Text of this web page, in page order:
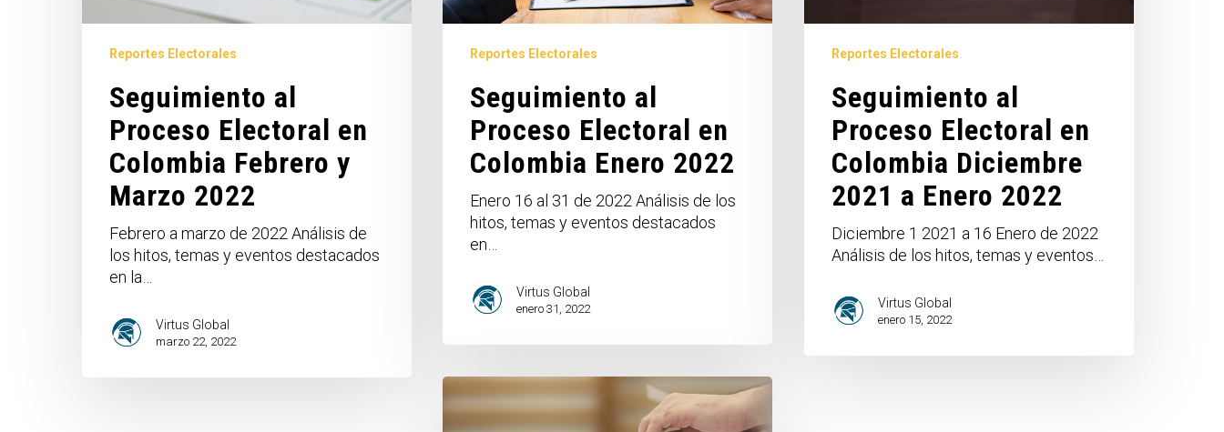
Reportes Electorales
Seguimiento al
Proceso Electoral en
Colombia Febrero y
Marzo 2022
Febrero a marzo de 2022 Análisis de
los hitos, temas y eventos destacados
en la…
Virtus Global
marzo 22, 2022
Reportes Electorales
Seguimiento al
Proceso Electoral en
Colombia Enero 2022
Enero 16 al 31 de 2022 Análisis de los
hitos, temas y eventos destacados
en…
Virtus Global
enero 31, 2022
Reportes Electorales
Seguimiento al
Proceso Electoral en
Colombia Diciembre
2021 a Enero 2022
Diciembre 1 2021 a 16 Enero de 2022
Análisis de los hitos, temas y eventos…
Virtus Global
enero 15, 2022